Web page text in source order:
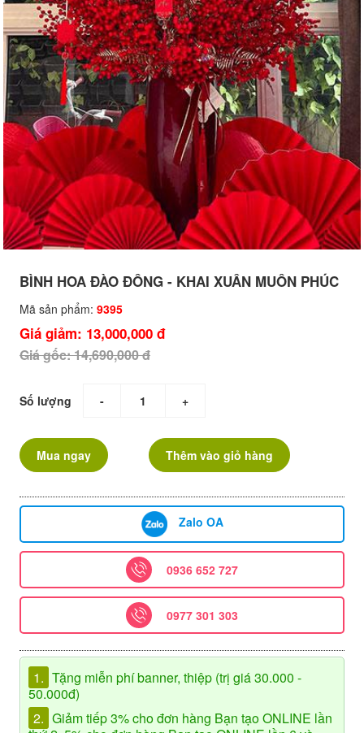
BÌNH HOA ĐÀO ĐÔNG - KHAI XUÂN MUÔN PHÚC
Mã sản phẩm: 9395
Giá giảm: 13,000,000 đ
Giá gốc: 14,690,000 đ
Số lượng - +
Mua ngay Thêm vào giỏ hàng
Zalo OA
0936 652 727
0977 301 303
1. Tặng miễn phí banner, thiệp (trị giá 30.000 -
50.000đ)
2. Giảm tiếp 3% cho đơn hàng Bạn tạo ONLINE lần